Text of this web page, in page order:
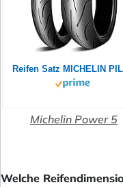
Michelin Power 5
Welche